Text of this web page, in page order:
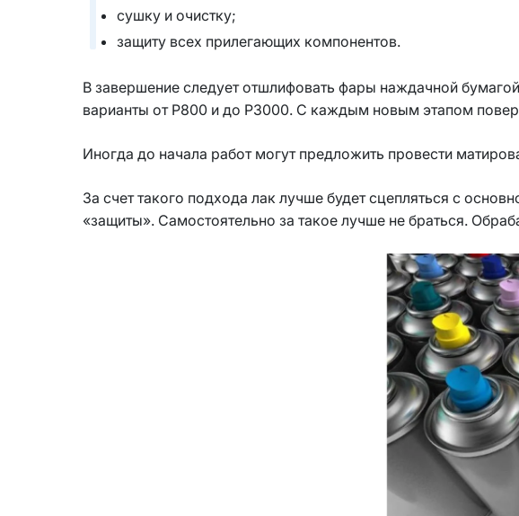
сушку и очистку;
защиту всех прилегающих компонентов.
В завершение следует отшлифовать фары наждачной
варианты от P800 и до P3000. С каждым новым этапом
Иногда до начала работ могут предложить провести
За счет такого подхода лак лучше будет сцепляться с
«защиты». Самостоятельно за такое лучше не браться.